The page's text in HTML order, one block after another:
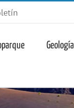
Geología